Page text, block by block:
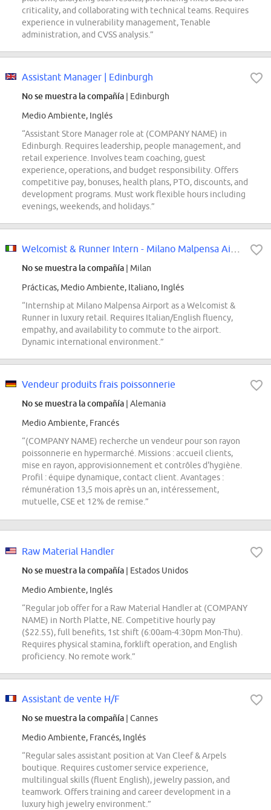
criticality, and collaborating with technical teams. Requires
experience in vulnerability management, Tenable
administration, and CVSS analysis.”
Assistant Manager | Edinburgh
No se muestra la compañía | Edinburgh
Medio Ambiente, Inglés
“Assistant Store Manager role at (COMPANY NAME) in
Edinburgh. Requires leadership, people management, and
retail experience. Involves team coaching, guest
experience, operations, and budget responsibility. Offers
competitive pay, bonuses, health plans, PTO, discounts, and
development programs. Must work flexible hours including
evenings, weekends, and holidays.”
No se muestra la compañía | Milan
Prácticas, Medio Ambiente, Italiano, Inglés
“Internship at Milano Malpensa Airport as a Welcomist &
Runner in luxury retail. Requires Italian/English fluency,
empathy, and availability to commute to the airport.
Dynamic international environment.”
Vendeur produits frais poissonnerie
No se muestra la compañía | Alemania
Medio Ambiente, Francés
“(COMPANY NAME) recherche un vendeur pour son rayon
poissonnerie en hypermarché. Missions : accueil clients,
mise en rayon, approvisionnement et contrôles d'hygiène.
Profil : équipe dynamique, contact client. Avantages :
rémunération 13,5 mois après un an, intéressement,
mutuelle, CSE et 12% de remise.”
Raw Material Handler
No se muestra la compañía | Estados Unidos
Medio Ambiente, Inglés
“Regular job offer for a Raw Material Handler at (COMPANY
NAME) in North Platte, NE. Competitive hourly pay
($22.55), full benefits, 1st shift (6:00am-4:30pm Mon-Thu).
Requires physical stamina, forklift operation, and English
proficiency. No remote work.”
Assistant de vente H/F
No se muestra la compañía | Cannes
Medio Ambiente, Francés, Inglés
“Regular sales assistant position at Van Cleef & Arpels
boutique. Requires customer service experience,
multilingual skills (fluent English), jewelry passion, and
teamwork. Offers training and career development in a
luxury high jewelry environment.”